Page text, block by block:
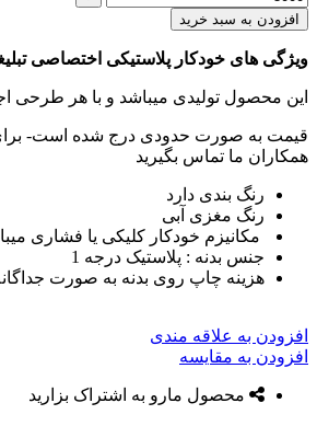
افزودن به سبد خرید
ویژگی های خودکار پلاستیکی اختصاصی
این محصول تولیدی میباشد و با هر طرحی
قیمت به صورت حدودی درج شده است- برای
همکاران ما تماس بگیرید
رنگ بندی دارد
رنگ مغزی آبی
مکانیزم خودکار کلیکی یا فشاری
جنس بدنه : پلاستیک درجه 1
هزینه چاپ روی بدنه به صورت
افزودن به علاقه مندی
افزودن به مقایسه
محصول مارو به اشتراک بزارید